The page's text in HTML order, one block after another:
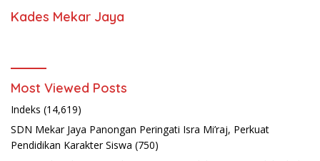
Kades Mekar Jaya
Most Viewed Posts
Indeks (14,619)
SDN Mekar Jaya Panongan Peringati Isra Mi’raj, Perkuat
Pendidikan Karakter Siswa (750)